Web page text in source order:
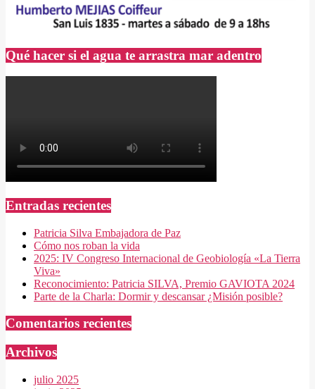
Qué hacer si el agua te arrastra mar adentro
Entradas recientes
Patricia Silva Embajadora de Paz
Cómo nos roban la vida
2025: IV Congreso Internacional de Geobiología «La Tierra
Viva»
Reconocimiento: Patricia SILVA, Premio GAVIOTA 2024
Parte de la Charla: Dormir y descansar ¿Misión posible?
Comentarios recientes
Archivos
julio 2025